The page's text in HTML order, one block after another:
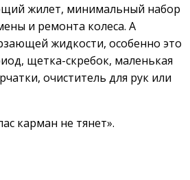
жилет, минимальный набор
и ремонта колеса. А
жидкости, особенно это
щетка-скребок, маленькая
очиститель для рук или
карман не тянет».